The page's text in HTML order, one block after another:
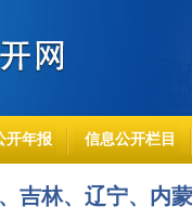
开年报 信息公开栏目
吉林、辽宁、内